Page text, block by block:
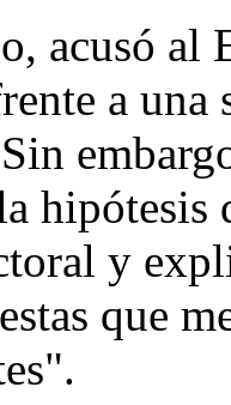
acusó al
a
hipótesis
y
que